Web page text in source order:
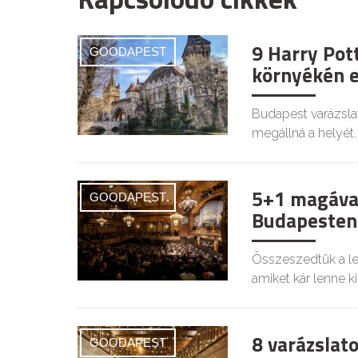
GOODAPEST 9 Harry
környékén
Budapest
megállná a helyét.
GOODAPEST 5+1
Összeszedtük a
amiket kár lenne
GOODAPEST 8